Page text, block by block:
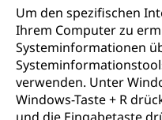
Um den spezifischen
Ihrem Computer zu
Systeminformationen
verwenden. Unter
Windows-Taste + R